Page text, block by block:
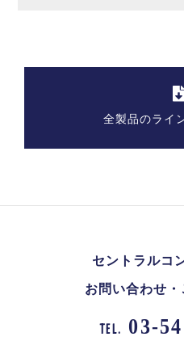
全製品のライ
セントラルコ
お問い合わせ
TEL. 03-